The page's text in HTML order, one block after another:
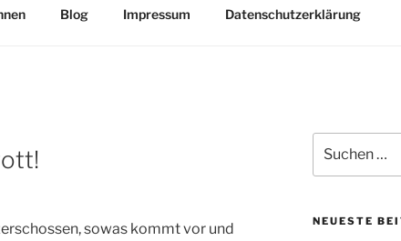
Blog Impressum Datenschutzerklärung
sowas kommt vor und
nach:
NEUESTE